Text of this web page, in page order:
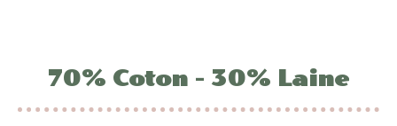
70% Coton - 30% Laine